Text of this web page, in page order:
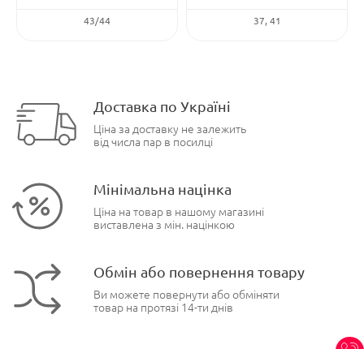
43/44 37 41
Доставка по Україні
Ціна за доставку не залежить
від числа пар в посилці
Мінімальна націнка
Ціна на товар в нашому магазині
виставлена з мін. націнкою
Обмін або повернення товару
Ви можете повернути або обміняти
товар на протязі 14-ти днів